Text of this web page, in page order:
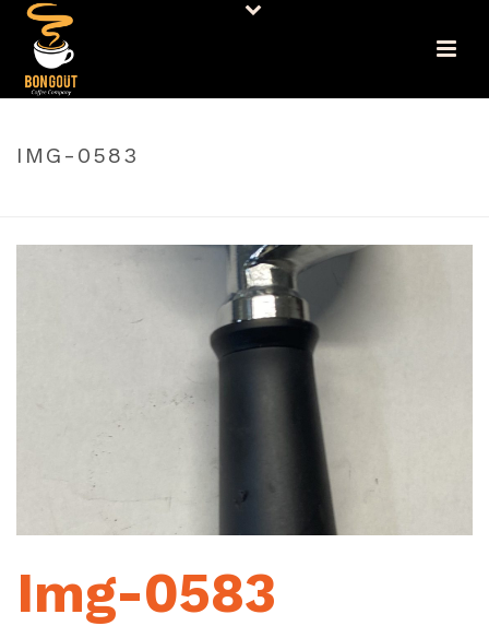
IMG-0583
Img-0583